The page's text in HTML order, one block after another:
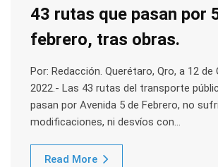
43 rutas que pasan por
febrero, tras obras.
Por: Redacción. Querétaro, Qro, a 12 de
2022.- Las 43 rutas del transporte
pasan por Avenida 5 de Febrero, no
modificaciones, ni desvíos con…
Read More